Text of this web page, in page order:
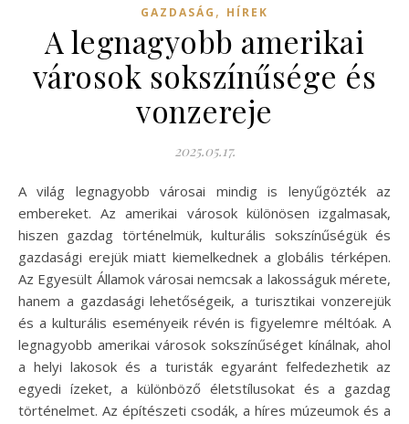
GAZDASÁG , HÍREK
A legnagyobb amerikai
városok sokszínűsége és
vonzereje
2025.05.17.
A világ legnagyobb városai mindig is lenyűgözték az
embereket. Az amerikai városok különösen izgalmasak,
hiszen gazdag történelmük, kulturális sokszínűségük és
gazdasági erejük miatt kiemelkednek a globális térképen.
Az Egyesült Államok városai nemcsak a lakosságuk mérete,
hanem a gazdasági lehetőségeik, a turisztikai vonzerejük
és a kulturális eseményeik révén is figyelemre méltóak. A
legnagyobb amerikai városok sokszínűséget kínálnak, ahol
a helyi lakosok és a turisták egyaránt felfedezhetik az
egyedi ízeket, a különböző életstílusokat és a gazdag
történelmet. Az építészeti csodák, a híres múzeumok és a